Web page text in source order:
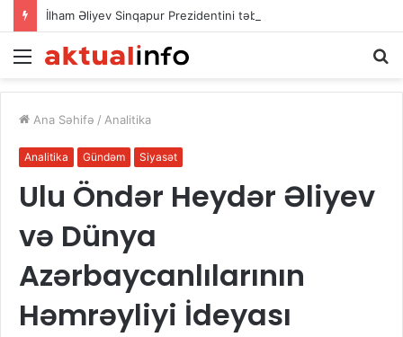
İlham Əliyev Sinqapur Prezidentini təbrik etdi
Menu
Ana Səhifə / Analitika
Analitika Gündəm Siyasət
Ulu Öndər Heydər Əliyev
və Dünya
Azərbaycanlılarının
Həmrəyliyi İdeyası